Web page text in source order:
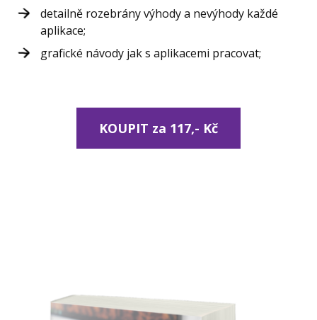
detailně rozebrány výhody a nevýhody každé
aplikace;
grafické návody jak s aplikacemi pracovat;
KOUPIT za 117,- Kč